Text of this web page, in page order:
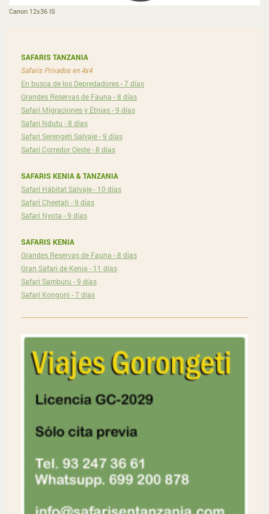
Canon 12x36 IS
SAFARIS TANZANIA
Safaris Privados en 4x4
En busca de los Depredadores - 7 días
Grandes Reservas de Fauna - 8 días
Safari Migraciones y Étnias - 9 días
Safari Ndutu - 8 días
Safari Serengeti Salvaje - 9 días
Safari Corredor Oeste - 8 días
SAFARIS KENIA & TANZANIA
Safari Hábitat Salvaje - 10 días
Safari Cheetah - 9 días
Safari Nyota - 9 días
SAFARIS KENIA
Grandes Reservas de Fauna - 8 días
Gran Safari de Kenia - 11 días
Safari Samburu - 9 días
Safari Kongoni - 7 días